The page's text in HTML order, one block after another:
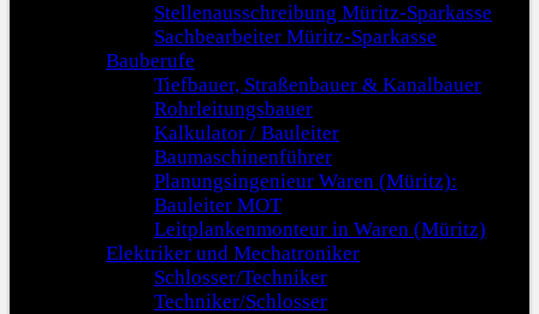
Stellenausschreibung Müritz-Sparkasse
Sachbearbeiter Müritz-Sparkasse
Bauberufe
Tiefbauer, Straßenbauer & Kanalbauer
Rohrleitungsbauer
Kalkulator / Bauleiter
Baumaschinenführer
Planungsingenieur Waren (Müritz):
Bauleiter MOT
Leitplankenmonteur in Waren (Müritz)
Elektriker und Mechatroniker
Schlosser/Techniker
Techniker/Schlosser